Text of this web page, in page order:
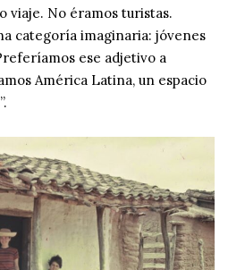
viaje. No éramos turistas.
categoría imaginaria: jóvenes
ese adjetivo a
América Latina, un espacio